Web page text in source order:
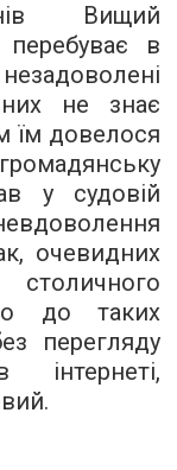
Вищий
перебуває в
не знає
їм довелося
у судовій
очевидних
до таких
перегляду